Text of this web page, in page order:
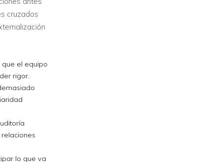
cruzados
el equipo
rigor.
lo que va